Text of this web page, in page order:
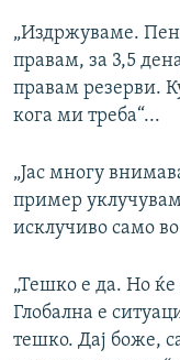
„Издржуваме.
правам, за 3,5
правам резерви.
кога ми треба“...
„Јас многу
пример
исклучиво само
„Тешко е да. Но
Глобална е
тешко. Дај боже,